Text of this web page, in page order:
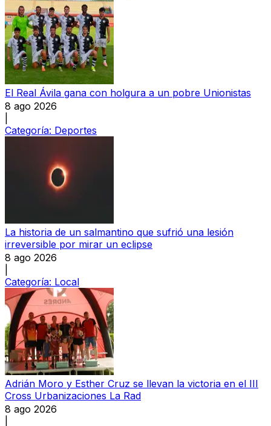
El Real Ávila gana con holgura a un pobre Unionistas
8 ago 2026
Categoría: Deportes
La historia de un salmantino que sufrió una lesión
irreversible por mirar un eclipse
8 ago 2026
Categoría: Local
Adrián Moro y Esther Cruz se llevan la victoria en el III
Cross Urbanizaciones La Rad
8 ago 2026